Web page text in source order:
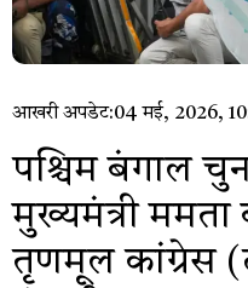
आखरी अपडेट:04 मई, 2026,
पश्चिम बंगाल
मुख्यमंत्री ममता
तृणमूल कांग्रेस